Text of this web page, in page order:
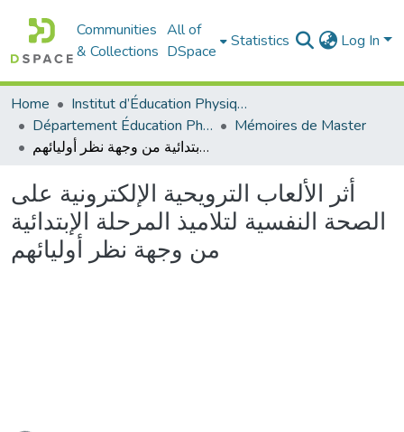
Communities
& Collections
All of
DSpace
Statistics Log In
Home
Institut d’Éducation Physique et Sportive
Département Éducation Physique et Sportive (EPS)
Mémoires de Master
أثر الألعاب الترويحية الإلكترونية على الصحة النفسية لتلاميذ المرحلة الإبتدائية من وجهة نظر أوليائهم
أثر الألعاب الترويحية الإلكترونية على
الصحة النفسية لتلاميذ المرحلة الإبتدائية
من وجهة نظر أوليائهم